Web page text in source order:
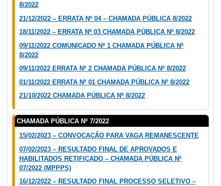
8/2022
21/12/2022 – ERRATA Nº 04 – CHAMADA PÚBLICA 8/2022
18/11/2022 – ERRATA Nº 03 CHAMADA PÚBLICA Nº 8/2022
09/11/2022 COMUNICADO Nº 1 CHAMADA PÚBLICA Nº
8/2022
09/11/2022 ERRATA Nº 2 CHAMADA PÚBLICA Nº 8/2022
01/11/2022 ERRATA Nº 01 CHAMADA PÚBLICA Nº 8/2022
21/10/2022 CHAMADA PÚBLICA Nº 8/2022
CHAMADA PÚBLICA Nº 7/2022
15/02/2023 – CONVOCAÇÃO PARA VAGA REMANESCENTE
07/02/2023 – RESULTADO FINAL DE APROVADOS E
HABILITADOS RETIFICADO – CHAMADA PÚBLICA Nº
07/2022 (MPPPS)
16/12/2022 – RESULTADO FINAL PROCESSO SELETIVO –